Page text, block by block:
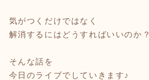
気がつくだけではなく
解消するにはどうすればいいのか？
そんな話を
今日のライブでしていきます♪